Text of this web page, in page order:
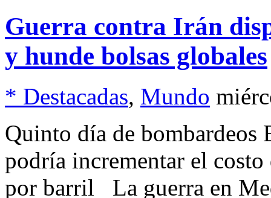
Guerra contra Irán
y hunde bolsas globales
* Destacadas, Mundo
Quinto día de bombardeos
podría incrementar el
por barril La guerra en